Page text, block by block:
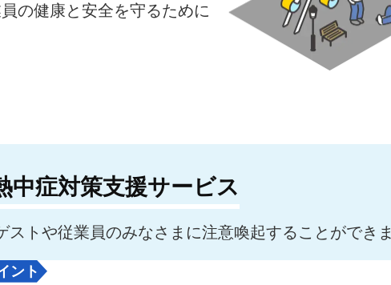
の健康と安全を守るために
中症対策支援サービス
トや従業員のみなさまに注意喚起することができ
ント